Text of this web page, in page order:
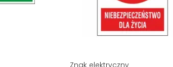
Znak elektryczny